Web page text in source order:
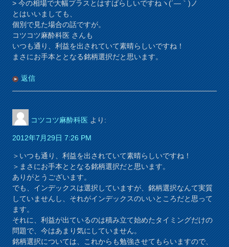
> 今の相場で大幅プラスとはすばらしいですねヽ(´―｀)ノ
とはいいましても、
個別で見た場合の話ですが。
コツコツ麻酔科医 さんも
いつも通り、利益を出されていて素晴らしいですね！
まさにお手本ととなる銘柄選択だと思います。
返信
コツコツ麻酔科医 より:
2012年7月29日 7:26 PM
＞いつも通り、利益を出されていて素晴らしいですね！
＞まさにお手本ととなる銘柄選択だと思います。
ありがとうございます。
でも、インデックスは選択していますが、銘柄選択なんて実質
していませんし、それがインデックスのいいところだと思って
ます。
それに、利益が出ているのは積み立て始めたタイミングだけの
問題で、今はあまり気にしていません。
銘柄選択については、これからも勉強させてもらいますので、